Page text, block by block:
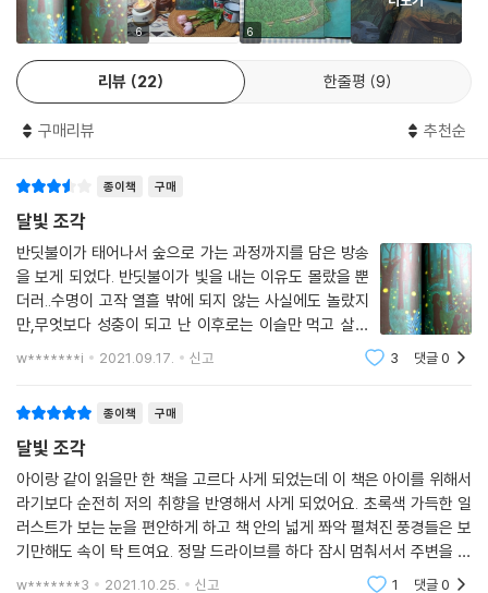
아닌 묵묵함으로 아이들의 다음 걸음을 응원한다.
눈에 띄게 사라져 가는 것들을
지키고 싶은 마음으로 그린 이야기
『달빛 조각』은 사람과 사람, 자연과 사람의 관계를 정성스럽고 서정적으로
도시 아이는 익숙한 전자 기기만 들여다보고, 엄마와 이모가 하는 이야기
에는 시큰둥하다. 하지만 밤 산책을 하는 동안 가족 간의 대화가 살아나고
서로에게 의지하며 가까워지는 모습은 우리의 마음에 다정한 노란빛을 비
춘다.
시골에서 어린 시절을 보내고 지금은 도시에 살며 작품 활동을 하는 작가
윤강미에게 자연은 가족을 떠올리게 하는 노스탤지어이자 동경의 대상이
다. 도시를 헤매고 있는 반딧불이 한 마리를 발견한 작가는 윤동주의 동시
하는 마음을 담았다. 어둠을 헤치고 희망을 발견하는 책 속 인물들의 이야
기는 우리 곁의 가족에게 선물하는 애정 어린 편지가 되어 줄 것이다.
6 6
리뷰 22 한줄평 9
구매리뷰 추천순
종이책 구매
달빛 조각
반딧불이가 태어나서 숲으로 가는 과정까지를 담은 방송
을 보게 되었다. 반딧불이가 빛을 내는 이유도 몰랐을 뿐
더러..수명이 고작 열흘 밖에 되지 않는 사실에도 놀랐지
만,무엇보다 성충이 되고 난 이후로는 이슬만 먹고 살아
간다는 사실은 충격이었다. 정말 이슬만 먹고 사는 생물
w*******i 2021.09.17. 신고 3 댓글0
종이책 구매
달빛 조각
아이랑 같이 읽을만 한 책을 고르다 사게 되었는데 이 책은 아이를 위해서
라기보다 순전히 저의 취향을 반영해서 사게 되었어요. 초록색 가득한 일
러스트가 보는 눈을 편안하게 하고 책 안의 넓게 쫘악 펼쳐진 풍경들은 보
기만해도 속이 탁 트여요. 정말 드라이브를 하다 잠시 멈춰서서 주변을 둘
러보는 기분이었어요. 아이보다 제가 더 좋아한 책이었어요. 아이 책장보
w*******3 2021.10.25. 신고 1 댓글0